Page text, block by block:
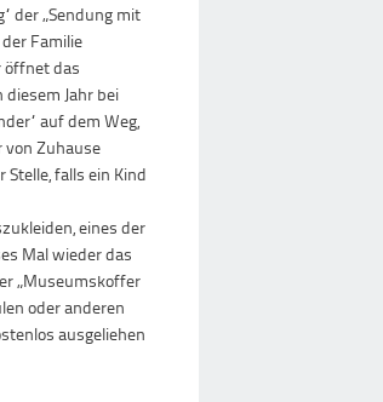
der „Sendung mit
Familie
öffnet das
Jahr bei
auf dem Weg,
von Zuhause
falls ein Kind
eines der
Mal wieder das
„Museumskoffer
oder anderen
ausgeliehen